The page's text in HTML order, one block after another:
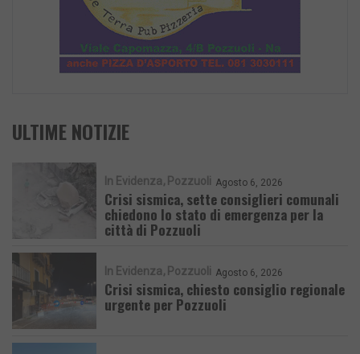
ULTIME NOTIZIE
In Evidenza Pozzuoli Agosto 6, 2026
Crisi sismica, sette consiglieri comunali
chiedono lo stato di emergenza per la
città di Pozzuoli
In Evidenza Pozzuoli Agosto 6, 2026
Crisi sismica, chiesto consiglio regionale
urgente per Pozzuoli